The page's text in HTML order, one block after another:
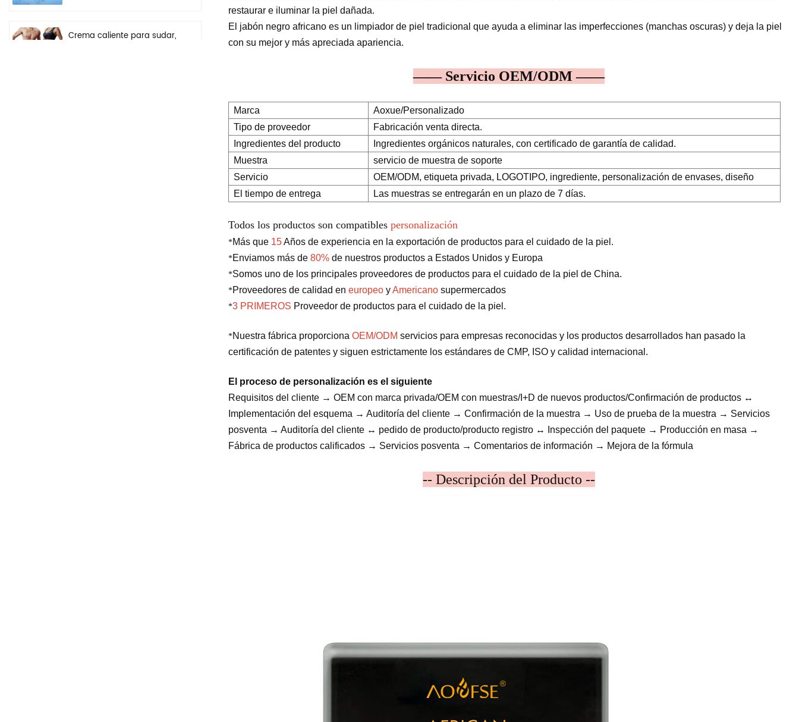
restaurar e iluminar la piel dañada.
El jabón negro africano es un limpiador de piel tradicional que ayuda a eliminar las imperfecciones (manchas oscuras) y deja la piel
con su mejor y más apreciada apariencia.
—— Servicio OEM/ODM ——
Marca
Aoxue/Personalizado
Tipo de proveedor
Fabricación venta directa.
Ingredientes del producto
Ingredientes orgánicos naturales, con certificado de garantía de calidad.
Muestra
servicio de muestra de soporte
Servicio
OEM/ODM, etiqueta privada, LOGOTIPO, ingrediente, personalización de envases, diseño
El tiempo de entrega
Las muestras se entregarán en un plazo de 7 días.
Todos los productos son compatibles personalización
*Más que 15Años de experiencia en la exportación de productos para el cuidado de la piel.
*Enviamos más de 80%de nuestros productos a Estados Unidos y Europa
*Somos uno de los principales proveedores de productos para el cuidado de la piel de China.
*Proveedores de calidad en europeoyAmericanosupermercados
*3 PRIMEROS Proveedor de productos para el cuidado de la piel.
*Nuestra fábrica proporciona OEM/ODM servicios para empresas reconocidas y los productos desarrollados han pasado la
certificación de patentes y siguen estrictamente los estándares de CMP, ISO y calidad internacional.
El proceso de personalización es el siguiente
Requisitos del cliente → OEM con marca privada/OEM con muestras/I+D de nuevos productos/Confirmación de productos ↔
Implementación del esquema → Auditoría del cliente → Confirmación de la muestra → Uso de prueba de la muestra → Servicios
posventa → Auditoría del cliente ↔ pedido de producto/producto registro ↔ Inspección del paquete → Producción en masa →
Fábrica de productos calificados → Servicios posventa → Comentarios de información → Mejora de la fórmula
-- Descripción del Producto --
Crema caliente para sudar,